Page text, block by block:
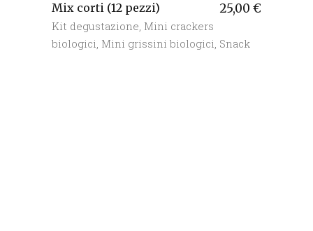
Mix corti (12 pezzi) 25,00 €
Kit degustazione, Mini crackers
biologici, Mini grissini biologici, Snack